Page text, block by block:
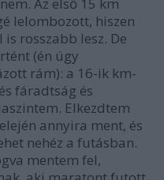
lelombozott, hiszen
rosszabb lesz. De
(én úgy
rám): a 16-ik km-
fáradtság és
Elkezdtem
annyira ment, és
nehéz a futásban.
mentem fel,